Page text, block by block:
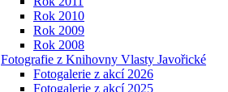
Rok 2010
Rok 2009
Rok 2008
Fotografie z Knihovny Vlasty Javořické
Fotogalerie z akcí 2026
Fotogalerie z akcí 2025